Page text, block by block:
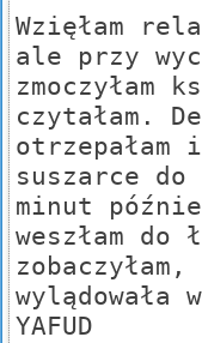
Wzięłam
ale przy
zmoczyłam
czytałam.
otrzepałam
suszarce
minut
weszłam
wylądowała
YAFUD